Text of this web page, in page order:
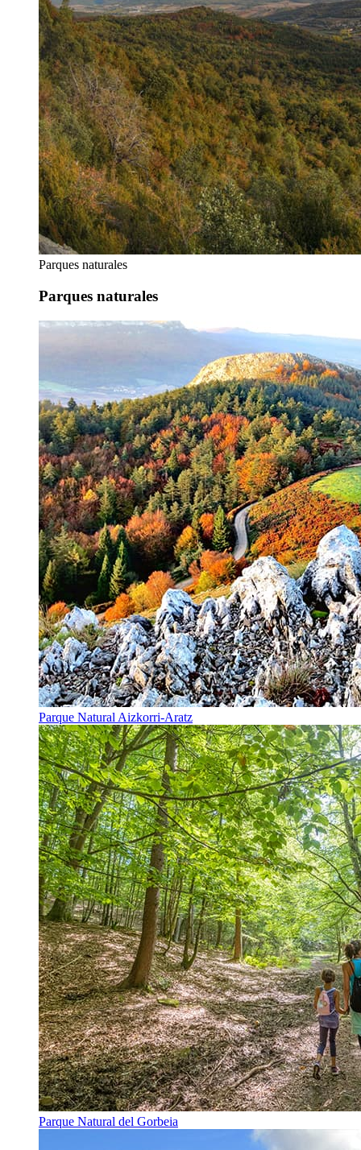
Parques naturales
Parques naturales
Parque Natural Aizkorri-Aratz
Parque Natural del Gorbeia